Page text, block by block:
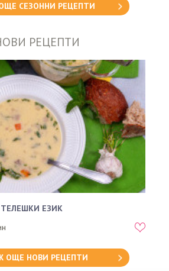
СЕЗОННИ РЕЦЕПТИ
РЕЦЕПТИ
ТЕЛЕШКИ ЕЗИК
ОЩЕ НОВИ РЕЦЕПТИ